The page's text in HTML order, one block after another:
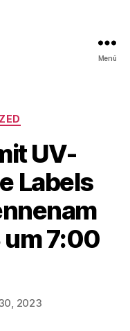
Menü
UV-
Labels
7:00
2023